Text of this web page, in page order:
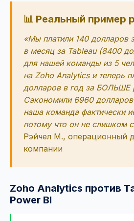
📊 Реальный пример
«Мы платили 140 долларов
в месяц за Tableau (8400
для нашей команды из 5
на Zoho Analytics и теперь
долларов в год за БОЛЬШЕ
Сэкономили 6960
наша команда фактически
потому что он не слишком
Рэйчел М., операционный
компании
Zoho Analytics против
Power BI